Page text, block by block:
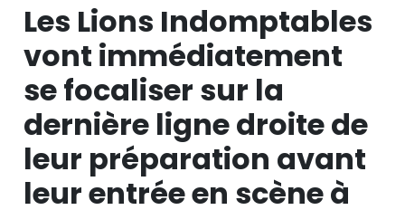
Les Lions Indomptables
vont immédiatement
se focaliser sur la
dernière ligne droite de
leur préparation avant
leur entrée en scène à